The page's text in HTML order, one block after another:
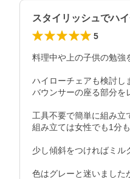
スタイリッシュでハ
5
料理中や上の子供の勉強
ハイローチェアも検討し
バウンサーの座る部分を
工具不要で簡単に組み立
組み立ては女性でも1分
少し傾斜をつければミル
色はグレーと迷いました